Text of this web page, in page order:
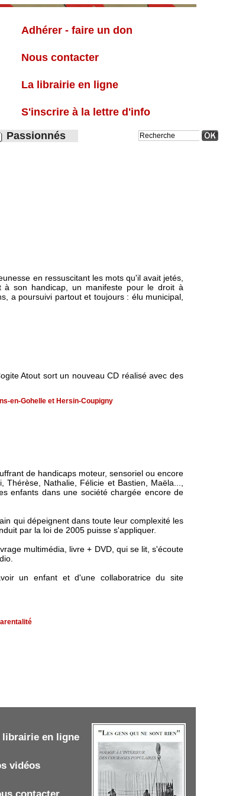
Adhérer - faire un don
Nous contacter
La librairie en ligne
S'inscrire à la lettre d'info
Passionnés
en ressuscitant les mots qu'il avait jetés,
son handicap, un manifeste pour le droit à
a poursuivi partout et toujours : élu municipal,
Atout sort un nouveau CD réalisé avec des
en-Gohelle et Hersin-Coupigny
de handicaps moteur, sensoriel ou encore
Nathalie, Félicie et Bastien, Maëla...,
enfants dans une société chargée encore de
qui dépeignent dans toute leur complexité les
par la loi de 2005 puisse s'appliquer.
multimédia, livre + DVD, qui se lit, s'écoute
un enfant et d'une collaboratrice du site
librairie en ligne
vidéos